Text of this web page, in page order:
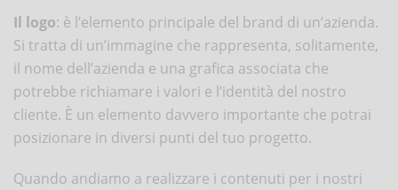
Il logo: è l’elemento principale del brand di un’azienda.
Si tratta di un’immagine che rappresenta, solitamente,
il nome dell’azienda e una grafica associata che
potrebbe richiamare i valori e l’identità del nostro
cliente. È un elemento davvero importante che potrai
posizionare in diversi punti del tuo progetto.
Quando andiamo a realizzare i contenuti per i nostri